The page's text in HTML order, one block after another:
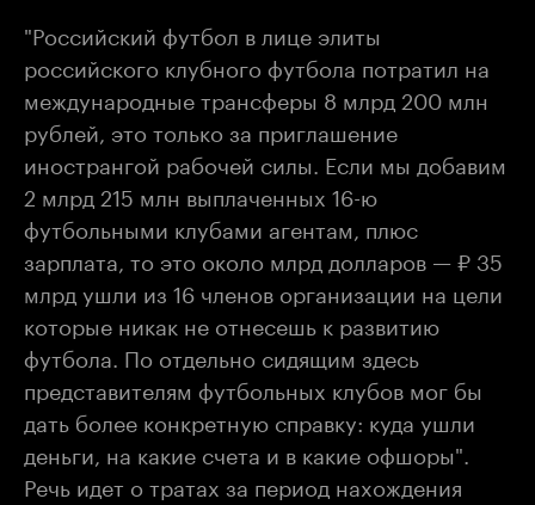
"Российский футбол в лице элиты
российского клубного футбола потратил на
международные трансферы 8 млрд 200 млн
рублей, это только за приглашение
инострангой рабочей силы. Если мы добавим
2 млрд 215 млн выплаченных 16-ю
футбольными клубами агентам, плюс
зарплата, то это около млрд долларов — ₽ 35
млрд ушли из 16 членов организации на цели
которые никак не отнесешь к развитию
футбола. По отдельно сидящим здесь
представителям футбольных клубов мог бы
дать более конкретную справку: куда ушли
деньги, на какие счета и в какие офшоры".
Речь идет о тратах за период нахождения